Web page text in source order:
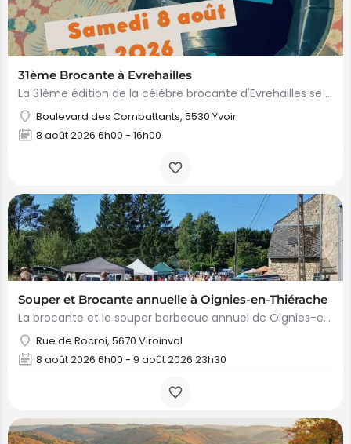
31ème Brocante à Evrehailles
La 31ème édition de la célèbre brocante d'Evrehailles se tiendra le samedi 8 août, de 6h à 16h, sur le…
Boulevard des Combattants, 5530 Yvoir
8 août 2026 6h00 - 16h00
Souper et Brocante annuelle à Oignies-en-Thiérache
La brocante et le souper barbecue annuel de Oignies-en-Thiérache se tiendront le week-end du 8 et 9 août…
Rue de Rocroi, 5670 Viroinval
8 août 2026 6h00 - 9 août 2026 23h30